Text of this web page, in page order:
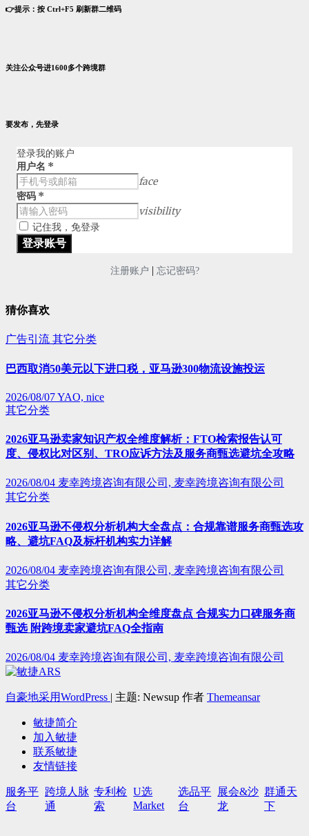
👉提示：按 Ctrl+F5 刷新群二维码
关注公众号进1600多个跨境群
要发布，先登录
登录我的账户
用户名 *
face
密码 *
visibility
记住我，免登录
注册账户 | 忘记密码?
猜你喜欢
广告引流 其它分类
巴西取消50美元以下进口税，亚马逊300物流设施投运
2026/08/07YAO, nice
其它分类
2026亚马逊卖家知识产权全维度解析：FTO检索报告认可
度、侵权比对区别、TRO应诉方法及服务商甄选避坑全攻略
2026/08/04 麦幸跨境咨询有限公司, 麦幸跨境咨询有限公司
其它分类
2026亚马逊不侵权分析机构大全盘点：合规靠谱服务商甄选攻
略、避坑FAQ及标杆机构实力详解
2026/08/04 麦幸跨境咨询有限公司, 麦幸跨境咨询有限公司
其它分类
2026亚马逊不侵权分析机构全维度盘点 合规实力口碑服务商
甄选 附跨境卖家避坑FAQ全指南
2026/08/04 麦幸跨境咨询有限公司, 麦幸跨境咨询有限公司
自豪地采用WordPress | 主题: Newsup 作者 Themeansar
敏捷简介
加入敏捷
联系敏捷
友情链接
服务平
台
跨境人脉
通
专利检
索
U选
Market
选品平
台
展会&沙
龙
群通天
下